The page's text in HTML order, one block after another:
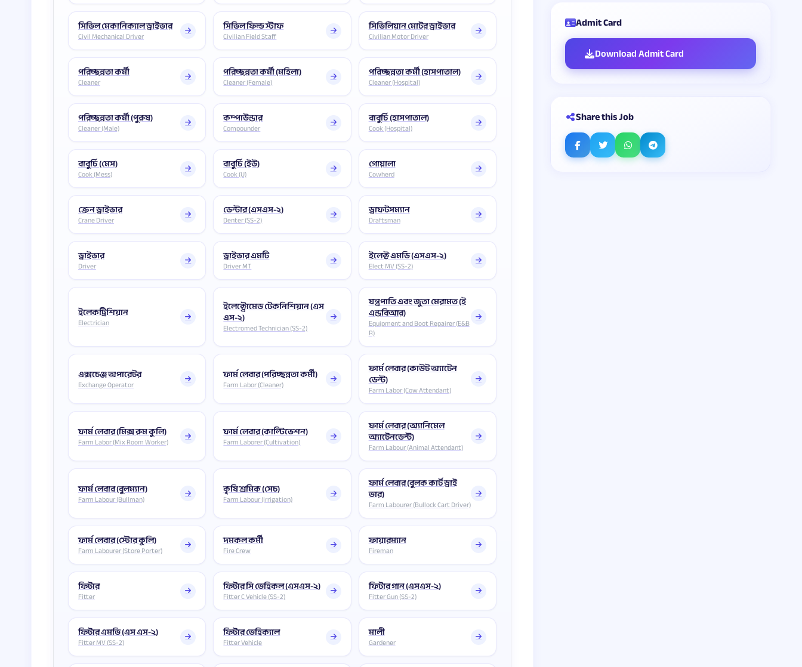
সিভিল মেকানিক্যাল ড্রাইভার
Civil Mechanical Driver
সিভিল ফিল্ড স্টাফ
Civilian Field Staff
সিভিলিয়ান মোটর ড্রাইভার
Civilian Motor Driver
পরিচ্ছন্নতা কর্মী
Cleaner
পরিচ্ছন্নতা কর্মী (মহিলা)
Cleaner (Female)
পরিচ্ছন্নতা কর্মী (হাসপাতাল)
Cleaner (Hospital)
পরিচ্ছন্নতা কর্মী (পুরুষ)
Cleaner (Male)
কম্পাউন্ডার
Compounder
বাবুর্চি (হাসপাতাল)
Cook (Hospital)
বাবুর্চি (মেস)
Cook (Mess)
বাবুর্চি (ইউ)
Cook (U)
গোয়ালা
Cowherd
ক্রেন ড্রাইভার
Crane Driver
ডেন্টার (এসএস-২)
Denter (SS-2)
ড্রাফটসম্যান
Draftsman
ড্রাইভার
Driver
ড্রাইভার এমটি
Driver MT
ইলেক্ট এমডি (এসএস-২)
Elect MV (SS-2)
ইলেকট্রিশিয়ান
Electrician
ইলেক্ট্রোমেড টেকনিশিয়ান (এস
এস-২)
Electromed Technician (SS-2)
যন্ত্রপাতি এবং জুতা মেরামত (ই
এন্ডবিআর)
Equipment and Boot Repairer (E&B
R)
এক্সচেঞ্জ অপারেটর
Exchange Operator
ফার্ম লেবার (পরিচ্ছন্নতা কর্মী)
Farm Labor (Cleaner)
ফার্ম লেবার (কাউট অ্যাটেন
ডেন্ট)
Farm Labor (Cow Attendant)
ফার্ম লেবার (মিক্স রুম কুলি)
Farm Labor (Mix Room Worker)
ফার্ম লেবার (কাল্টিভেশন)
Farm Laborer (Cultivation)
ফার্ম লেবার (অ্যানিমেল
অ্যাটেনডেন্ট)
Farm Labour (Animal Attendant)
ফার্ম লেবার (বুলম্যান)
Farm Labour (Bullman)
কৃষি শ্রমিক (সেচ)
Farm Labour (Irrigation)
ফার্ম লেবার (বুলক কার্ট ড্রাই
ভার)
Farm Labourer (Bullock Cart Driver)
ফার্ম লেবার (স্টোর কুলি)
Farm Labourer (Store Porter)
দমকল কর্মী
Fire Crew
ফায়ারম্যান
Fireman
ফিটার
Fitter
ফিটার সি ভেহিকল (এসএস-২)
Fitter C Vehicle (SS-2)
ফিটার গান (এসএস-২)
Fitter Gun (SS-2)
ফিটার এমভি (এস এস-২)
Fitter MV (SS-2)
ফিটার ভেহিক্যাল
Fitter Vehicle
মালী
Gardener
Admit Card
Download Admit Card
Share this Job